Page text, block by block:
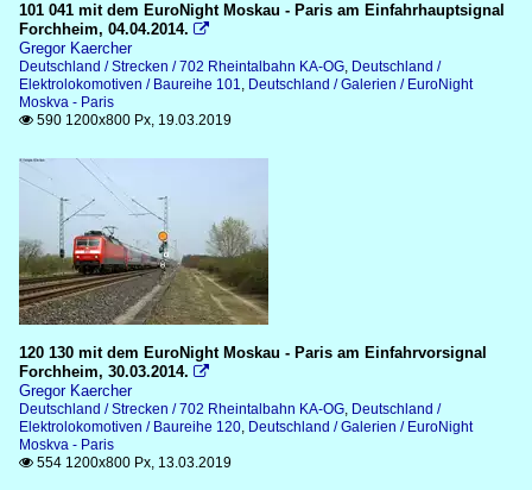
101 041 mit dem EuroNight Moskau - Paris am Einfahrhauptsignal
Forchheim, 04.04.2014. 
Gregor Kaercher
Deutschland / Strecken / 702 Rheintalbahn KA-OG, Deutschland /
Elektrolokomotiven / Baureihe 101, Deutschland / Galerien / EuroNight
Moskva - Paris
 590 1200x800 Px, 19.03.2019
120 130 mit dem EuroNight Moskau - Paris am Einfahrvorsignal
Forchheim, 30.03.2014. 
Gregor Kaercher
Deutschland / Strecken / 702 Rheintalbahn KA-OG, Deutschland /
Elektrolokomotiven / Baureihe 120, Deutschland / Galerien / EuroNight
Moskva - Paris
 554 1200x800 Px, 13.03.2019